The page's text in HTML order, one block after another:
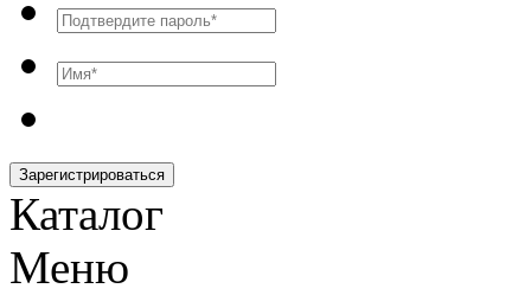
Зарегистрироваться
Каталог
Меню